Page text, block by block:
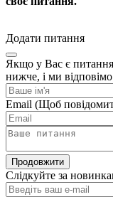
Додати питання
Якщо у Вас є
нижче, і ми
Email (Щоб
Продовжити
Слідкуйте за